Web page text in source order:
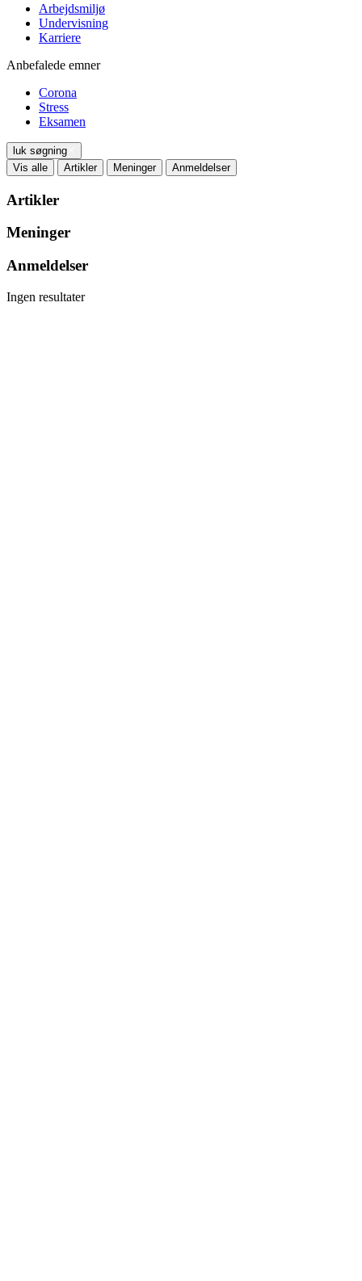
Arbejdsmiljø
Undervisning
Karriere
Anbefalede emner
Corona
Stress
Eksamen
luk søgning
Vis alle
Artikler Meninger Anmeldelser
Artikler
Meninger
Anmeldelser
Ingen resultater